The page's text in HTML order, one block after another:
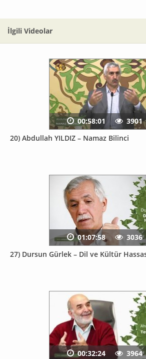
İlgili Videolar
20) Abdullah YILDIZ – Namaz Bilinci
00:58:01 3901
27) Dursun Gürlek – Dil ve Kültür
01:07:58 3036
00:32:24 3964